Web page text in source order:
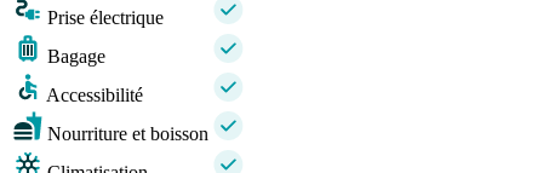
Prise électrique
Bagage
Accessibilité
Nourriture et boisson